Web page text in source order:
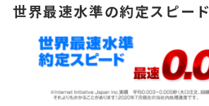
世界最速水準の約定スピード